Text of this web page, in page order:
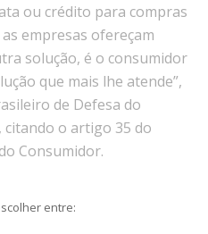
ou crédito para compras
empresas ofereçam
solução, é o consumidor
que mais lhe atende”,
de Defesa do
citando o artigo 35 do
Consumidor.
entre: